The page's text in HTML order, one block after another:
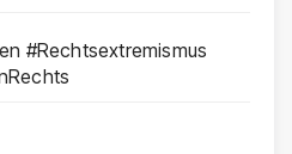
#Rechtsextremismus